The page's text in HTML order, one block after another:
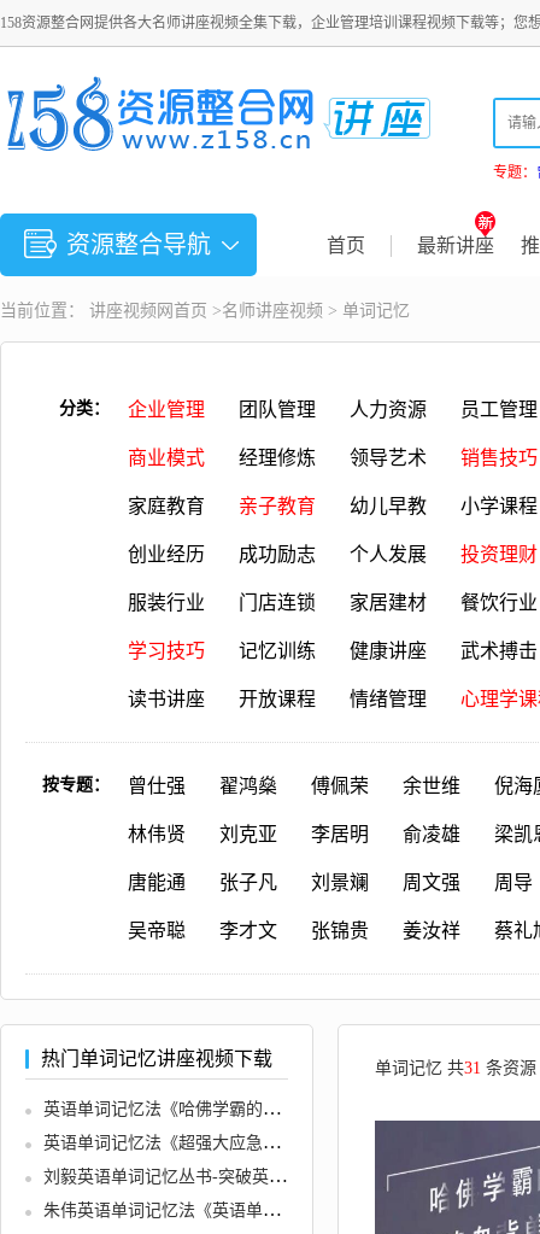
158资源整合网提供各大名师讲座视频全集下载，企业管理培训课程视频下载等；您
专题：
资源整合导航 首页 最新讲座
当前位置： 讲座视频 网首页 >名师讲座视频 > 单词记忆
分类： 企业管理 团队管理 人力资源 员工管理
商业模式 经理修炼 领导艺术 销售技巧
家庭教育 亲子教育 幼儿早教 小学课程
创业经历 成功励志 个人发展 投资理财
服装行业 门店连锁 家居建材 餐饮行业
学习技巧 记忆训练 健康讲座 武术搏击
读书讲座 开放课程 情绪管理 心理学
按专题： 曾仕强 翟鸿燊 傅佩荣 余世维 倪海
林伟贤 刘克亚 李居明 俞凌雄 梁凯
唐能通 张子凡 刘景斓 周文强 周导
吴帝聪 李才文 张锦贵 姜汝祥 蔡礼
热门单词记忆讲座视频下载
英语单词记忆法《哈佛学霸的六步鸡血背单词课》高效背单词，轻松学英语
英语单词记忆法《超强大应急5000英文单词》随身带记忆法
刘毅英语单词记忆丛书-突破英文词汇22000(xl)
朱伟英语单词记忆法《英语单词速记营》21天稿定2000个核心高频词
单词记忆 共31 条资源